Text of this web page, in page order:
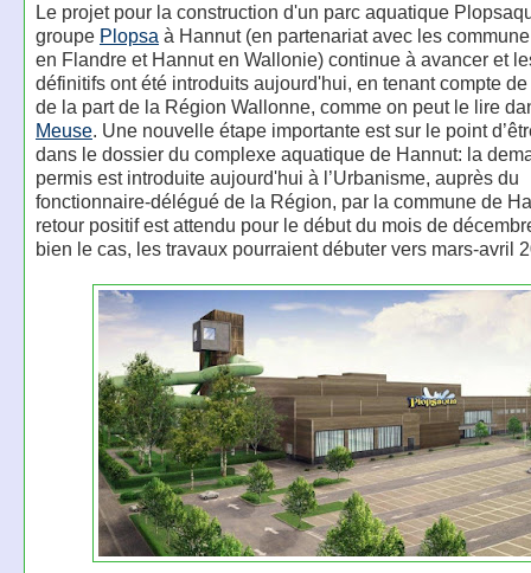
Le projet pour la construction d'un parc aquatique
groupe Plopsa à Hannut (en partenariat avec les
en Flandre et Hannut en Wallonie) continue à avancer et
définitifs ont été introduits aujourd'hui, en tenant compte
de la part de la Région Wallonne, comme on peut le lire
Meuse. Une nouvelle étape importante est sur le point
dans le dossier du complexe aquatique de Hannut: la
permis est introduite aujourd'hui à l’Urbanisme, auprès du
fonctionnaire-délégué de la Région, par la commune de
retour positif est attendu pour le début du mois de
bien le cas, les travaux pourraient débuter vers mars-avril